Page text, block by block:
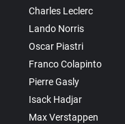
Charles Leclerc
Lando Norris
Oscar Piastri
Franco Colapinto
Pierre Gasly
Isack Hadjar
Max Verstappen